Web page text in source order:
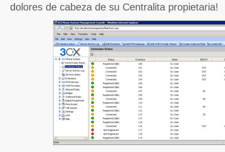
dolores de cabeza de su Centralita propietaria!